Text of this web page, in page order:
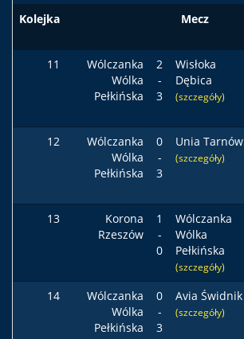
Kolejka Mecz
11
Wólczanka
Wólka
Pełkińska
2
-
3
Wisłoka
Dębica
(szczegóły)
12
Wólczanka
Wólka
Pełkińska
0
-
3
Unia Tarnów
(szczegóły)
13
Korona
Rzeszów
1
-
0
Wólczanka
Wólka
Pełkińska
(szczegóły)
14
Wólczanka
Wólka
Pełkińska
0
-
3
Avia Świdnik
(szczegóły)